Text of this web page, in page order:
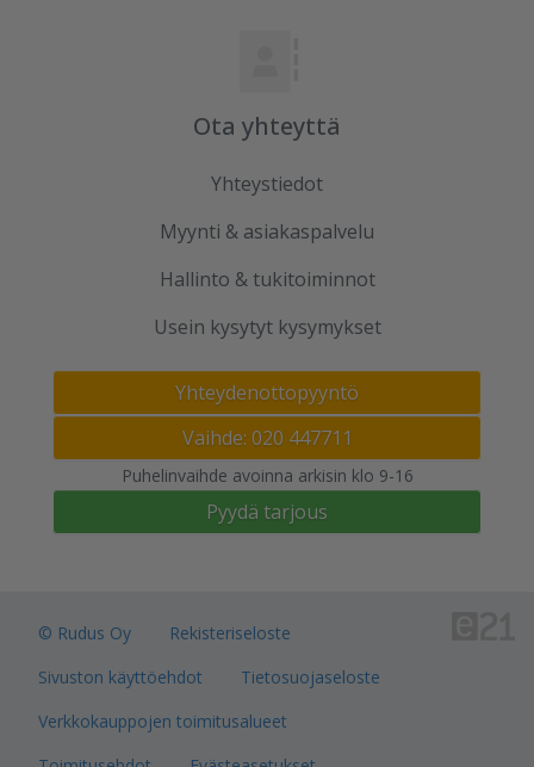
Ota yhteyttä
Yhteystiedot
Myynti & asiakaspalvelu
Hallinto & tukitoiminnot
Usein kysytyt kysymykset
Yhteydenottopyyntö
Vaihde: 020 447711
Puhelinvaihde avoinna arkisin klo 9-16
Pyydä tarjous
© Rudus Oy
Rekisteriseloste
Sivuston käyttöehdot
Tietosuojaseloste
Verkkokauppojen toimitusalueet